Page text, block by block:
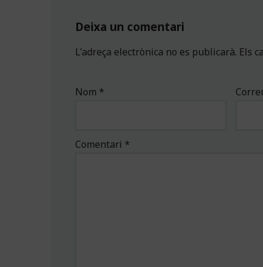
Deixa un comentari
L'adreça electrònica no es publicarà. Els
Nom *
Comentari *